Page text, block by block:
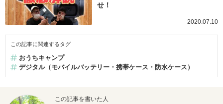
せ！
2020.07.10
この記事に関連するタグ
おうちキャンプ
デジタル（モバイルバッテリー・携帯ケース・防水ケース）
この記事を書いた人